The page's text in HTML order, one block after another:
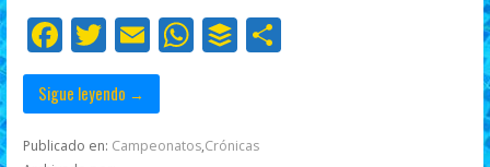
k p r
F
ac
e
b
T
w
itt
er
E
m
ai
l
W
s
B
er
C
Sigue leyendo →
Publicado en: Campeonatos,Crónicas